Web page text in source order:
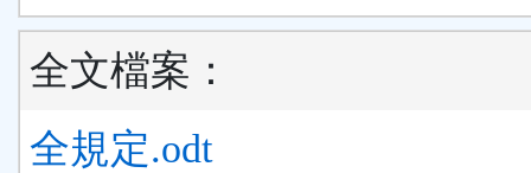
全文檔案：
全規定.odt